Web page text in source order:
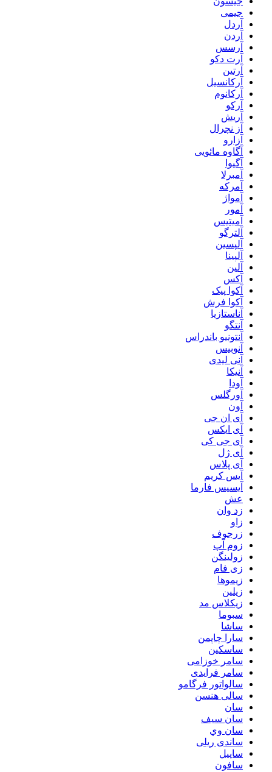
جیمی
آردل
آردن
آرسس
آرت دکو
آرتین
آرکانسیل
آرکانوم
آرکو
آریش
آز نچرال
آزارو
آگاوه مائویی
آگیوا
آمبرلا
آمرکه
آمواژ
آمور
آمیتیس
آلترگو
آلپسین
آلپینا
آلین
آکس
آکوا پیک
آکوا فرش
آناستازیا
آنتگو
آنتونیو باندراس
آنوبیس
آنی لیدی
آنیکا
آودا
آورگلس
آون
آی ان جی
آی ایکس
آی جی کی
آی ژل
آی پلاس
آیس کریم
آیسیس فارما
عش
زد وان
زاو
زرجوف
زوم آپ
زولینگن
زی فام
زیموها
زیلین
زیکلاس مد
سبوما
ساشا
سارا چاپمن
ساسکین
سامر خوزامی
سامر فرایدی
سالواتور فرگامو
سالی هنسن
سان
سان سیف
سان وي
ساندی ریلی
ساپیل
سافون